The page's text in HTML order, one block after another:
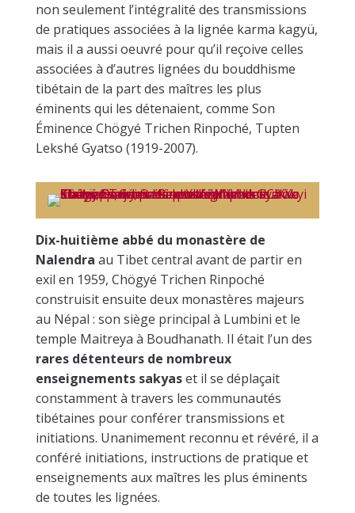
non seulement l’intégralité des transmissions
de pratiques associées à la lignée karma kagyü,
mais il a aussi oeuvré pour qu’il reçoive celles
associées à d’autres lignées du bouddhisme
tibétain de la part des maîtres les plus
éminents qui les détenaient, comme Son
Éminence Chögyé Trichen Rinpoché, Tupten
Lekshé Gyatso (1919-2007).
Dix-huitième abbé du monastère de
Nalendra au Tibet central avant de partir en
exil en 1959, Chögyé Trichen Rinpoché
construisit ensuite deux monastères majeurs
au Népal : son siège principal à Lumbini et le
temple Maitreya à Boudhanath. Il était l’un des
rares détenteurs de nombreux
enseignements sakyaset il se déplaçait
constamment à travers les communautés
tibétaines pour conférer transmissions et
initiations. Unanimement reconnu et révéré, il a
conféré initiations, instructions de pratique et
enseignements aux maîtres les plus éminents
de toutes les lignées.